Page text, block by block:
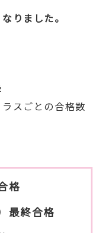
りました。
スごとの合格数
格
最終合格